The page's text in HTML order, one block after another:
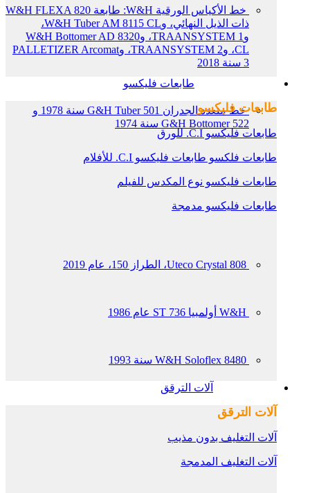
خط الأكياس الورقية W&H: طابعة W&H FLEXA 820
ذات الذيل النهائي، وW&H Tuber AM 8115 CL،
وTRAANSYSTEM 1، وW&H Bottomer AD 8320
CL، وTRAANSYSTEM 2، وPALLETIZER Arcomat
3 سنة 2018
خط متعدد الجدران G&H Tuber 501 سنة 1978 و
G&H Bottomer 522 سنة 1974
طابعات فليكسو
طابعات فليكسو
طابعات فليكسو C.I. للورق
طابعات فلكسو طابعات فليكسو C.I. للأفلام
طابعات فليكسو نوع المكدس للفيلم
طابعات فليكسو مدمجة
Uteco Crystal 808، الطراز 150، عام 2019
W&H أولمبيا 736 ST عام 1986
W&H Soloflex 8480 سنة 1993
آلات الترقق
آلات الترقق
آلات التغليف بدون مذيب
آلات التغليف المدمجة